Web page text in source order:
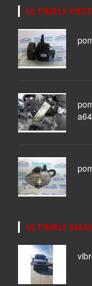
ULTIMELE
ULTIMELE